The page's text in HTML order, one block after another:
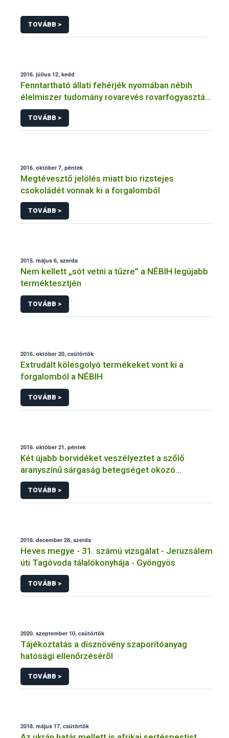
TOVÁBB >
2016. július 12, kedd
Fenntartható állati fehérjék nyomában nébih
élelmiszer tudomány rovarevés rovarfogyasztás
rovar
TOVÁBB >
2016. október 7, péntek
Megtévesztő jelölés miatt bio rizstejes
csokoládét vonnak ki a forgalomból
TOVÁBB >
2015. május 6, szerda
Nem kellett „sót vetni a tűzre” a NÉBIH legújabb
terméktesztjén
TOVÁBB >
2016. október 20, csütörtök
Extrudált kölesgolyó termékeket vont ki a
forgalomból a NÉBIH
TOVÁBB >
2016. október 21, péntek
Két újabb borvidéket veszélyeztet a szőlő
aranyszínű sárgaság betegséget okozó
fitoplazma
TOVÁBB >
2016. december 28, szerda
Heves megye - 31. számú vizsgálat - Jeruzsálem
úti Tagóvoda tálalókonyhája - Gyöngyös
TOVÁBB >
2020. szeptember 10, csütörtök
Tájékoztatás a dísznövény szaporítóanyag
hatósági ellenőrzéséről
TOVÁBB >
2018. május 17, csütörtök